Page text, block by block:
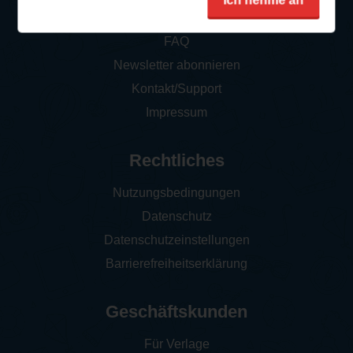
So funktioniert‘s
FAQ
Newsletter abonnieren
Kontakt/Support
Impressum
Rechtliches
Nutzungsbedingungen
Datenschutz
Datenschutzeinstellungen
Barrierefreiheitserklärung
Geschäftskunden
Für Verlage